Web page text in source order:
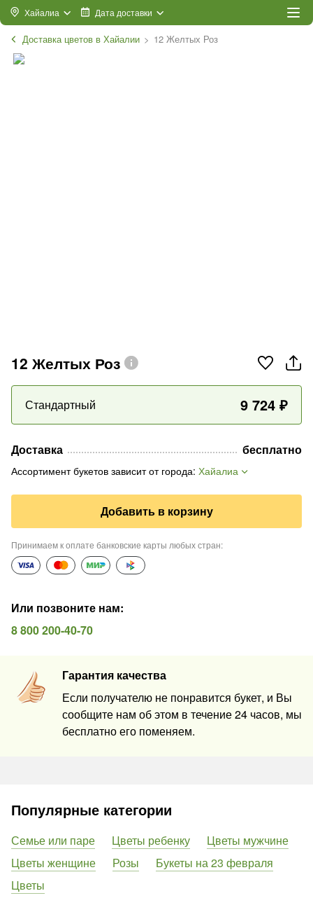
Хайалиа Дата доставки
Доставка цветов в Хайалии 12 Желтых Роз
12 Желтых Роз
Стандартный 9 724 ₽
Доставка бесплатно
Ассортимент букетов зависит от города: Хайалиа
Добавить в корзину
Принимаем к оплате банковские карты любых стран:
Или позвоните нам:
8 800 200-40-70
Гарантия качества
Если получателю не понравится букет, и Вы
сообщите нам об этом в течение 24 часов, мы
бесплатно его поменяем.
Популярные категории
Семье или паре Цветы ребенку
Цветы мужчине
Цветы женщине
Розы
Букеты на 23 февраля
Цветы